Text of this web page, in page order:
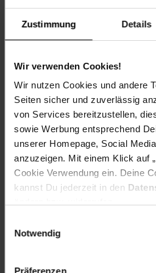
Zustimmung Details
Wir verwenden Cookies!
Wir nutzen Cookies und andere
Seiten sicher und zuverlässig
von Services bereitzustellen,
sowie Werbung entsprechend
unserer Homepage, Social
anzuzeigen. Mit einem Klick auf
Cookie Verwendung ein. Deine
kannst Du jederzeit in den
Notwendig
Präferenzen
Standort und Pflege
Pflegeaufwand: Mittel
Wasserbedarf: Gering
Rückschnitt: Rückschnitt nach der
Schnittverträglichkeit: Gut
Bodenansprüche: sandig und gut
Nährstoffgehalt: Gering
Frosthärte: bis -18 °C
Verwendung: Solitärpflanzung,
Kübelpflanze, Hangbepflanzung
Eigenschaften
Bestäuber: Insekten
Lebenszeit: Mehrjährig